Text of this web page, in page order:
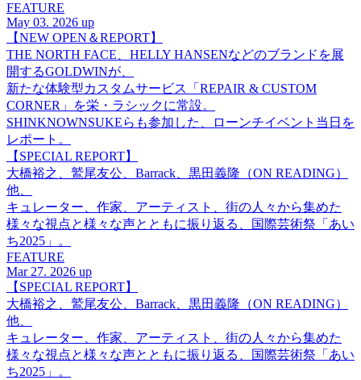
FEATURE
May 03. 2026 up
【NEW OPEN＆REPORT】
THE NORTH FACE、HELLY HANSENなどのブランドを展
開するGOLDWINが、
新たな体験型カスタムサービス「REPAIR & CUSTOM
CORNER」を栄・ラシックに常設。
SHINKNOWNSUKEらも参加した、ローンチイベント当日を
レポート。
【SPECIAL REPORT】
大橋裕之、鷲尾友公、Barrack、黒田義隆（ON READING）
他、
キュレーター、作家、アーティスト、街の人々から集めた
様々な視点と様々な声とともに振り返る、国際芸術祭「あい
ち2025」。
FEATURE
Mar 27. 2026 up
【SPECIAL REPORT】
大橋裕之、鷲尾友公、Barrack、黒田義隆（ON READING）
他、
キュレーター、作家、アーティスト、街の人々から集めた
様々な視点と様々な声とともに振り返る、国際芸術祭「あい
ち2025」。